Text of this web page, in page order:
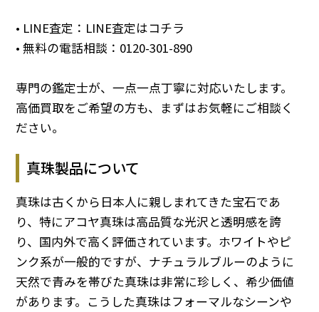
• LINE査定： LINE査定はコチラ
• 無料の電話相談： 0120-301-890
専門の鑑定士が、一点一点丁寧に対応いたします。
高価買取をご希望の方も、まずはお気軽にご相談く
ださい。
真珠製品について
真珠は古くから日本人に親しまれてきた宝石であ
り、特にアコヤ真珠は高品質な光沢と透明感を誇
り、国内外で高く評価されています。ホワイトやピ
ンク系が一般的ですが、ナチュラルブルーのように
天然で青みを帯びた真珠は非常に珍しく、希少価値
があります。こうした真珠はフォーマルなシーンや